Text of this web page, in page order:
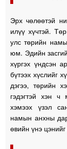
Эрх чөлөөтэй
илүү хүчтэй.
улс төрийн
юм. Эдийн
хүргэх үндсэн
бүтээх хүслийг
дэгээ, төрийн
гэдэгтэй хэн ч
хэмээх үзэл
намын анхны
өвийн үнэ